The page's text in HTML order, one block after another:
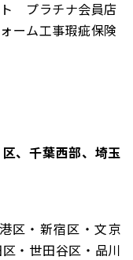
ト プラチナ会員店
ーム工事瑕疵保険
、千葉西部、埼玉
区・新宿区・文京
・世田谷区・品川